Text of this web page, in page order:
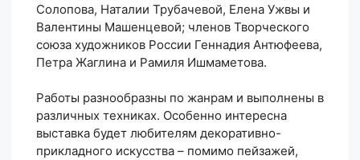
Солопова, Наталии Трубачевой, Елена Ужвы и
Валентины Машенцевой; членов Творческого
союза художников России Геннадия Антюфеева,
Петра Жаглина и Рамиля Ишмаметова.
Работы разнообразны по жанрам и выполнены в
различных техниках. Особенно интересна
выставка будет любителям декоративно-
прикладного искусства – помимо пейзажей,